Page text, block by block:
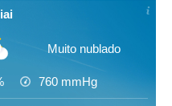
Muito nublado
760 mmHg